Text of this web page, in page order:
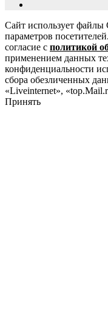
Сайт использует файлы
параметров
согласие с политикой
применением данных
конфиденциальности
сбора обезличенных
«Liveinternet»,
Принять